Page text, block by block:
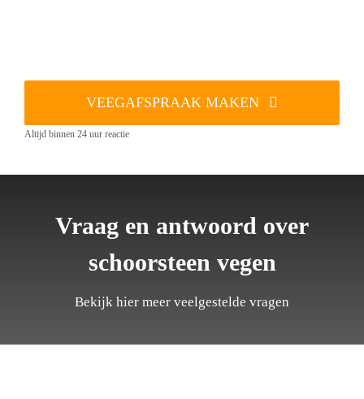
VEEGAFSPRAAK MAKEN
Altijd binnen 24 uur reactie
Vraag en antwoord over
schoorsteen vegen
Bekijk hier meer veelgestelde vragen